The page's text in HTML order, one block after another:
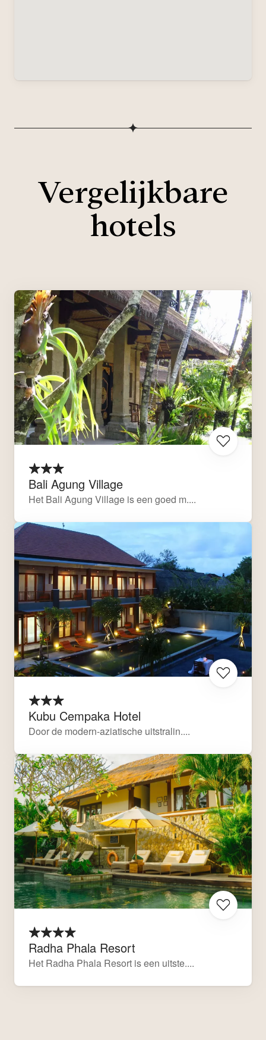
Vergelijkbare
hotels
Bali Agung Village
Het Bali Agung Village is een goed m....
Kubu Cempaka Hotel
Door de modern-aziatische uitstralin....
Radha Phala Resort
Het Radha Phala Resort is een uitste....